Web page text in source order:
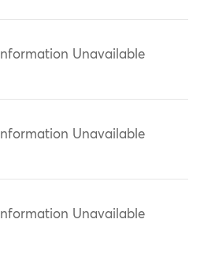
Information Unavailable
Information Unavailable
Information Unavailable